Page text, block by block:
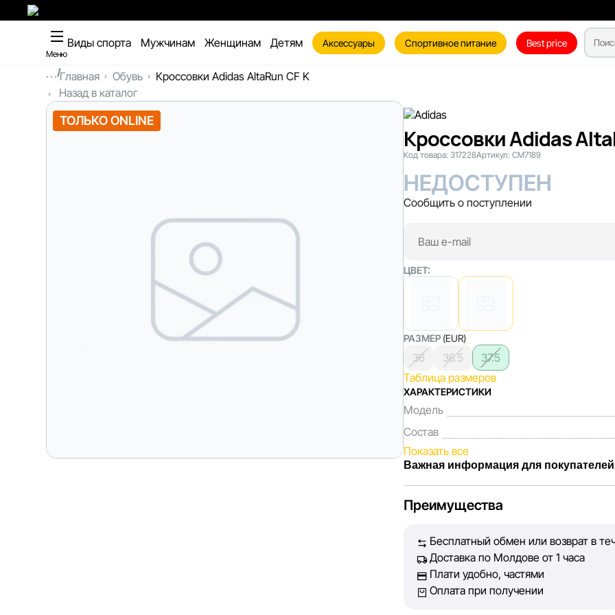
Меню
Виды спорта Мужчинам Женщинам Детям Аксессуары Спортивное питание Best price
...Главная Обувь
Кроссовки Adidas AltaRun CF K
Назад в каталог
ТОЛЬКО ONLINE
Кроссовки Adidas
Код товара: 317228Артикул: CM7189
НЕДОСТУПЕН
Сообщить о поступлении
ЦВЕТ:
РАЗМЕР (EUR)
36 36.5
37.5
Таблица размеров
ХАРАКТЕРИСТИКИ
Модель
Состав
Показать все
Важная информация для покупателей
Каждый день мы работаем над тем, чтобы
Наша цель — обеспечить вас
принять лучшее решение о покупке.
Однако, несмотря на постоянный
Преимущества
Бесплатный обмен или возврат в
Доставка по Молдове от 1 часа
Плати удобно, частями
Оплата при получении